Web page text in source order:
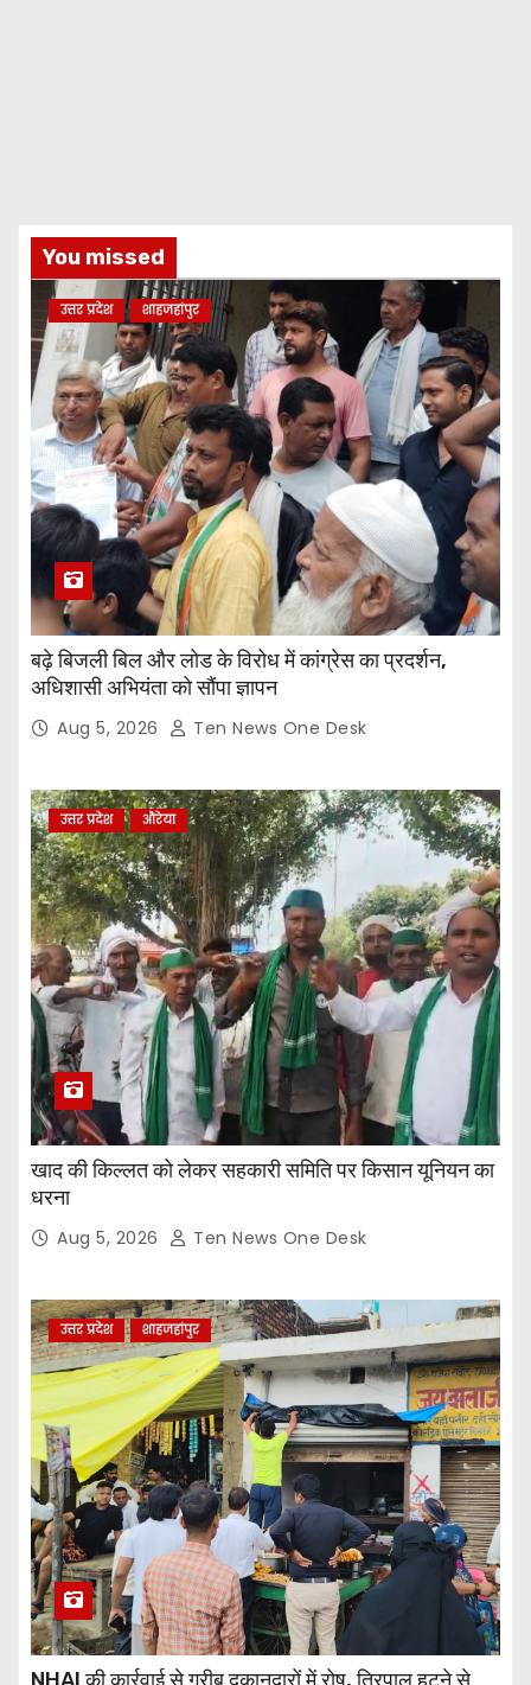
You missed
उत्तर प्रदेश शाहजहांपुर
बढ़े बिजली बिल और लोड के विरोध में कांग्रेस का प्रदर्शन,
अधिशासी अभियंता को सौंपा ज्ञापन
Aug 5, 2026 Ten News One Desk
उत्तर प्रदेश औरेया
खाद की किल्लत को लेकर सहकारी समिति पर किसान यूनियन का
धरना
Aug 5, 2026 Ten News One Desk
उत्तर प्रदेश शाहजहांपुर